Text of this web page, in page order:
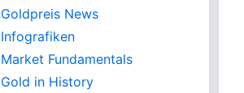
Goldpreis News
Infografiken
Market Fundamentals
Gold in History